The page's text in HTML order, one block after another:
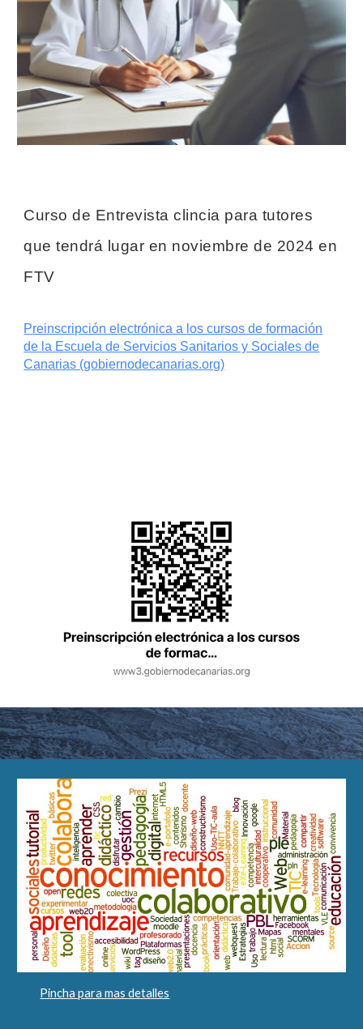
Curso de Entrevista clincia para tutores
que tendrá lugar en noviembre de 2024 en
FTV
Preinscripción electrónica a los cursos de formación
de la Escuela de Servicios Sanitarios y Sociales de
Canarias (gobiernodecanarias.org)
Pincha para mas detalles